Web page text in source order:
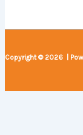
Copyright © 2026 |